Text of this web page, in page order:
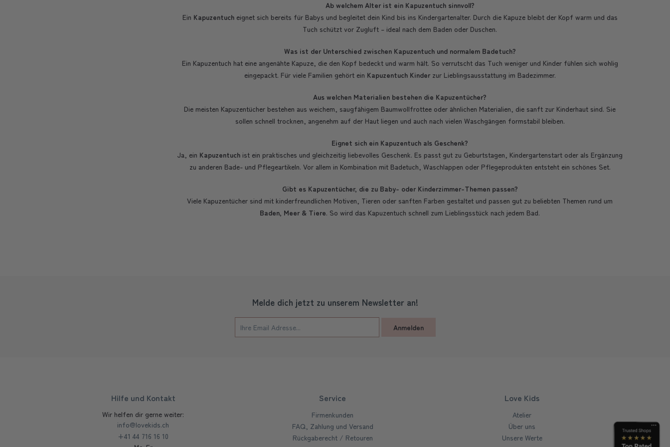
Ab welchem Alter ist ein Kapuzentuch sinnvoll?
Ein Kapuzentucheignet sich bereits für Babys und begleitet dein Kind bis ins Kindergartenalter. Durch die Kapuze bleibt der Kopf warm und das
Tuch schützt vor Zugluft – ideal nach dem Baden oder Duschen.
Was ist der Unterschied zwischen Kapuzentuch und normalem Badetuch?
Ein Kapuzentuch hat eine angenähte Kapuze, die den Kopf bedeckt und warm hält. So verrutscht das Tuch weniger und Kinder fühlen sich wohlig
eingepackt. Für viele Familien gehört ein Kapuzentuch Kinderzur Lieblingsausstattung im Badezimmer.
Aus welchen Materialien bestehen die Kapuzentücher?
Die meisten Kapuzentücher bestehen aus weichem, saugfähigem Baumwollfrottee oder ähnlichen Materialien, die sanft zur Kinderhaut sind. Sie
sollen schnell trocknen, angenehm auf der Haut liegen und auch nach vielen Waschgängen formstabil bleiben.
Eignet sich ein Kapuzentuch als Geschenk?
Ja, ein Kapuzentuchist ein praktisches und gleichzeitig liebevolles Geschenk. Es passt gut zu Geburtstagen, Kindergartenstart oder als Ergänzung
zu anderen Bade- und Pflegeartikeln. Vor allem in Kombination mit Badetuch, Waschlappen oder Pflegeprodukten entsteht ein schönes Set.
Gibt es Kapuzentücher, die zu Baby- oder Kinderzimmer-Themen passen?
Viele Kapuzentücher sind mit kinderfreundlichen Motiven, Tieren oder sanften Farben gestaltet und passen gut zu beliebten Themen rund um
Baden, Meer & Tiere. So wird das Kapuzentuch schnell zum Lieblingsstück nach jedem Bad.
Melde dich jetzt zu unserem Newsletter an!
Anmelden
Hilfe und Kontakt
Wir helfen dir gerne weiter:
info@lovekids.ch
+41 44 716 16 10
Service
Firmenkunden
FAQ, Zahlung und Versand
Rückgaberecht / Retouren
Love Kids
Atelier
Über uns
Unsere Werte